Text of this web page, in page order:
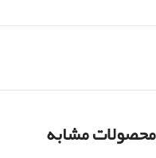
محصولات مشابه